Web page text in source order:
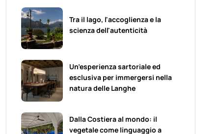
Tra il lago, l'accoglienza e la
scienza dell'autenticità
Un’esperienza sartoriale ed
esclusiva per immergersi nella
natura delle Langhe
Dalla Costiera al mondo: il
vegetale come linguaggio a